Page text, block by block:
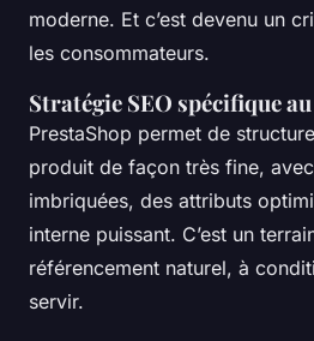
moderne. Et c’est devenu un
les consommateurs.
Stratégie SEO spécifique
PrestaShop permet de
produit de façon très fine,
imbriquées, des attributs
interne puissant. C’est un
référencement naturel, à
servir.